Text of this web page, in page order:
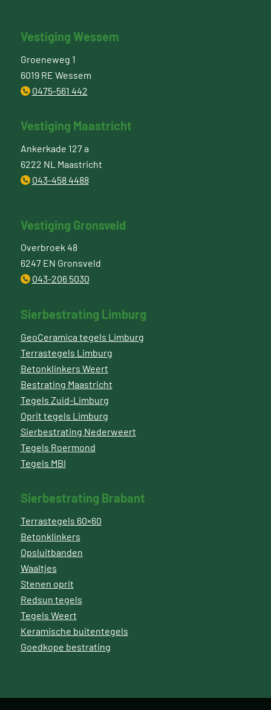
Vestiging Wessem
Groeneweg 1
6019 RE Wessem
0475-561 442
Vestiging Maastricht
Ankerkade 127 a
6222 NL Maastricht
043-458 4488
Vestiging Gronsveld
Overbroek 48
6247 EN Gronsveld
043-206 5030
Sierbestrating Limburg
GeoCeramica tegels Limburg
Terrastegels Limburg
Betonklinkers Weert
Bestrating Maastricht
Tegels Zuid-Limburg
Oprit tegels Limburg
Sierbestrating Nederweert
Tegels Roermond
Tegels MBI
Sierbestrating Brabant
Terrastegels 60×60
Betonklinkers
Opsluitbanden
Waaltjes
Stenen oprit
Redsun tegels
Tegels Weert
Keramische buitentegels
Goedkope bestrating